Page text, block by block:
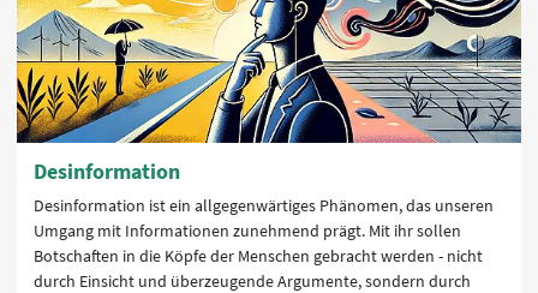
Desinformation
Desinformation ist ein allgegenwärtiges Phänomen, das unseren
Umgang mit Informationen zunehmend prägt. Mit ihr sollen
Botschaften in die Köpfe der Menschen gebracht werden - nicht
durch Einsicht und überzeugende Argumente, sondern durch